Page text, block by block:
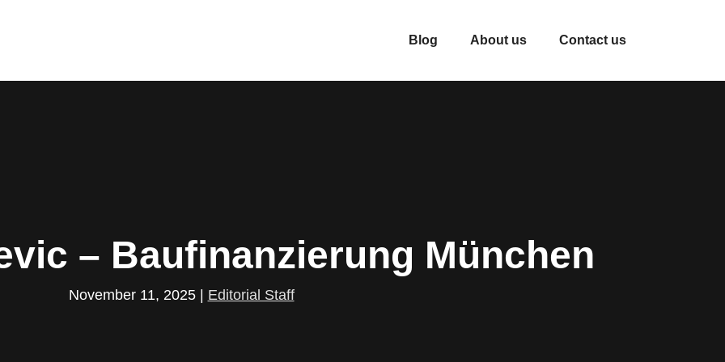
Blog About us Contact us
– Baufinanzierung München
November 11, 2025 Editorial Staff